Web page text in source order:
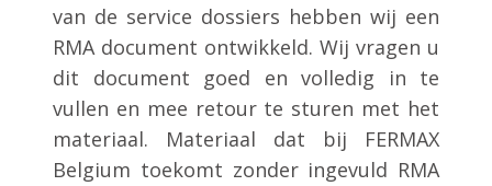
van de service dossiers hebben wij een
RMA document ontwikkeld. Wij vragen u
dit document goed en volledig in te
vullen en mee retour te sturen met het
materiaal. Materiaal dat bij FERMAX
Belgium toekomt zonder ingevuld RMA